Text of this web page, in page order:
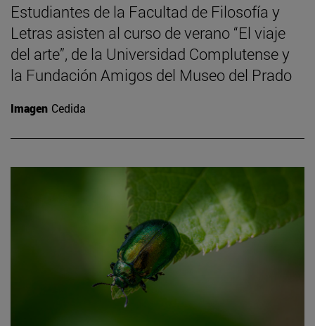
Estudiantes de la Facultad de Filosofía y
Letras asisten al curso de verano “El viaje
del arte”, de la Universidad Complutense y
la Fundación Amigos del Museo del Prado
Imagen Cedida